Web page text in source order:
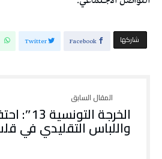
‫‫ شاركها‬ Facebook
Twitter
الخرجة
واللباس التقليدي في